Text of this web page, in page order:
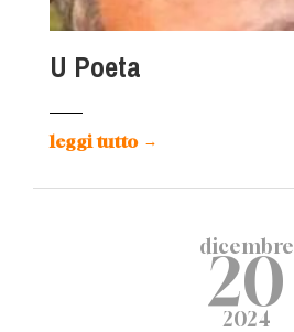
U Poeta
leggi tutto →
dicembre
20
2024